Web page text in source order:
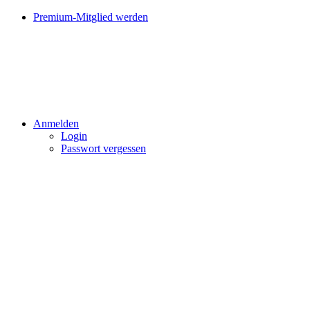
Premium-Mitglied werden
Anmelden
Login
Passwort vergessen